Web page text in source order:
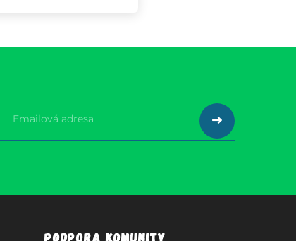
Podpora komunity